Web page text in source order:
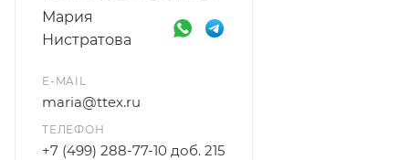
Мария
Нистратова
E-MAIL
maria@ttex.ru
ТЕЛЕФОН
+7 (499) 288-77-10 доб. 215